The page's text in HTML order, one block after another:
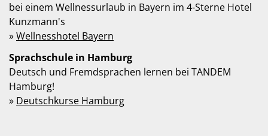
bei einem Wellnessurlaub in Bayern im 4-Sterne Hotel
Kunzmann's
»Wellnesshotel Bayern
Sprachschule in Hamburg
Deutsch und Fremdsprachen lernen bei TANDEM
Hamburg!
» Deutschkurse Hamburg